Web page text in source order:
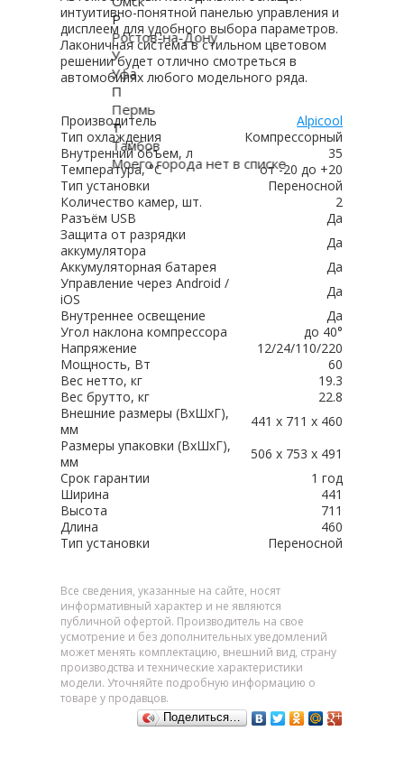
интуитивно-понятной панелью управления и
дисплеем для удобного выбора параметров.
Лаконичная система в стильном цветовом
решении будет отлично смотреться в
автомобилях любого модельного ряда.
Производитель
Alpicool
Тип охлаждения
Компрессорный
Внутренний объем, л
35
Температура, °C
от -20 до +20
Тип установки
Переносной
Количество камер, шт.
2
Разъём USB
Да
Защита от разрядки
аккумулятора
Да
Аккумуляторная батарея
Да
Управление через Android /
iOS
Да
Внутреннее освещение
Да
Угол наклона компрессора
до 40°
Напряжение
12/24/110/220
Мощность, Вт
60
Вес нетто, кг
19.3
Вес брутто, кг
22.8
Внешние размеры (ВхШхГ),
мм
441 х 711 х 460
Размеры упаковки (ВxШxГ),
мм
506 х 753 х 491
Срок гарантии
1 год
Ширина
441
Высота
711
Длина
460
Тип установки
Переносной
Все сведения, указанные на сайте, носят
информативный характер и не являются
публичной офертой. Производитель на свое
усмотрение и без дополнительных уведомлений
может менять комплектацию, внешний вид, страну
производства и технические характеристики
модели. Уточняйте подробную информацию о
товаре у продавцов.
Поделиться…
Р
Ростов-на-Дону
У
Уфа
П
Пермь
Т
Тамбов
Моего города нет в списке